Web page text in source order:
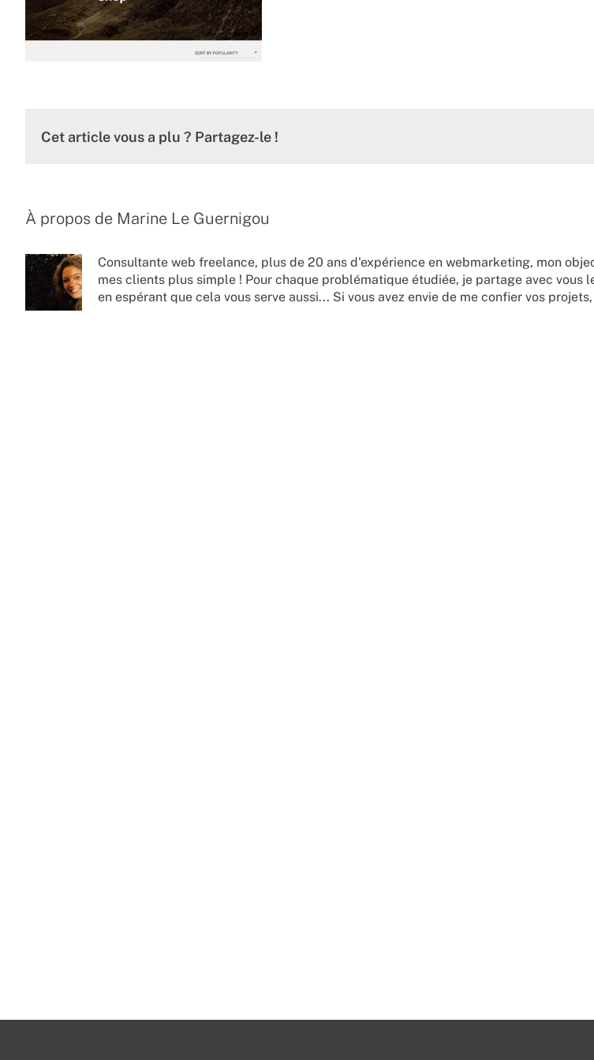
Cet article vous a plu ? Partagez-le !
À propos de Marine Le Guernigou
Consultante web freelance, plus de 20 ans d'expérience en webmarketing, mon
mes clients plus simple ! Pour chaque problématique étudiée, je partage avec vous
en espérant que cela vous serve aussi... Si vous avez envie de me confier vos projets,